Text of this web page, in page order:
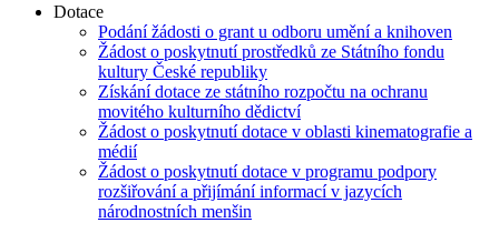
Dotace
Podání žádosti o grant u odboru umění a knihoven
Žádost o poskytnutí prostředků ze Státního fondu
kultury České republiky
Získání dotace ze státního rozpočtu na ochranu
movitého kulturního dědictví
Žádost o poskytnutí dotace v oblasti kinematografie a
médií
Žádost o poskytnutí dotace v programu podpory
rozšiřování a přijímání informací v jazycích
národnostních menšin